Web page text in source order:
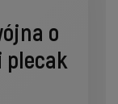
o
plecak